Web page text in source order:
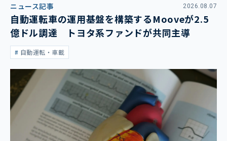
ニュース記事 2026.08.07
自動運転車の運用基盤を構築するMooveが2.5
億ドル調達 トヨタ系ファンドが共同主導
自動運転・車載